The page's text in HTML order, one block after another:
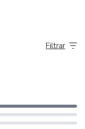
são bem
ao Cliente
Filtrar